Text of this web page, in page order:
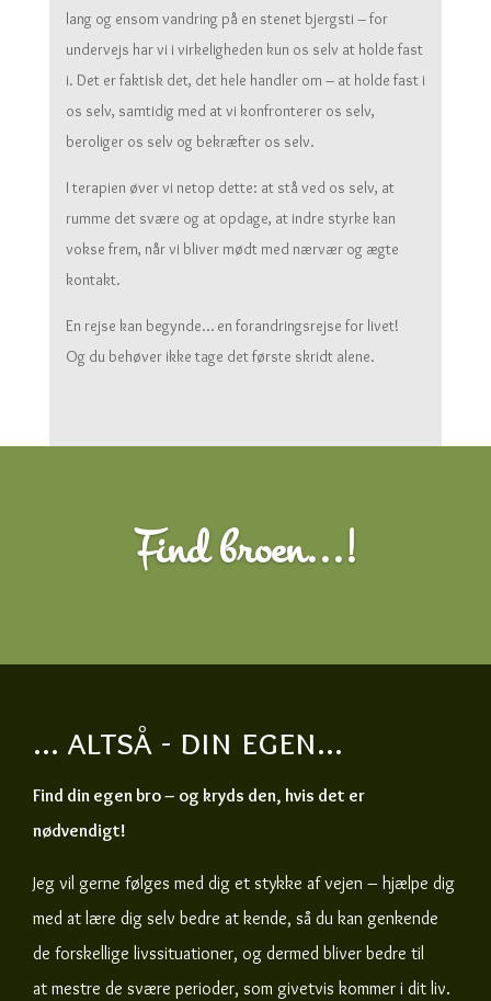
lang og ensom vandring på en stenet bjergsti – for
undervejs har vi i virkeligheden kun os selv at holde fast
i. Det er faktisk det, det hele handler om – at holde fast i
os selv, samtidig med at vi konfronterer os selv,
beroliger os selv og bekræfter os selv.
I terapien øver vi netop dette: at stå ved os selv, at
rumme det svære og at opdage, at indre styrke kan
vokse frem, når vi bliver mødt med nærvær og ægte
kontakt.
En rejse kan begynde… en forandringsrejse for livet!
Og du behøver ikke tage det første skridt alene.
Find broen...!
... altså - din egen...
Find din egen bro – og kryds den, hvis det er
nødvendigt!
Jeg vil gerne følges med dig et stykke af vejen – hjælpe dig
med at lære dig selv bedre at kende, så du kan genkende
de forskellige livssituationer, og dermed bliver bedre til
at mestre de svære perioder, som givetvis kommer i dit liv.